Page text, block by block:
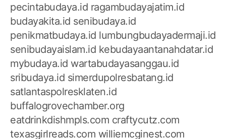
pecintabudaya.id ragambudayajatim.id
budayakita.id senibudaya.id
penikmatbudaya.id lumbungbudayadermaji.id
senibudayaislam.id kebudayaantanahdatar.id
mybudaya.id wartabudayasanggau.id
sribudaya.id simerdupolresbatang.id
satlantaspolresklaten.id
buffalogrovechamber.org
eatdrinkdishmpls.com craftycutz.com
texasgirlreads.com williemcginest.com